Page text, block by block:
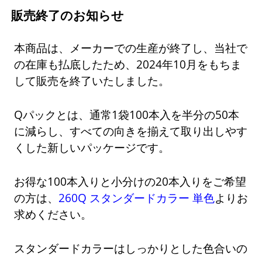
販売終了のお知らせ
本商品は、メーカーでの生産が終了し、当社で
の在庫も払底したため、2024年10月をもちま
して販売を終了いたしました。
Qパックとは、通常1袋100本入を半分の50本
に減らし、すべての向きを揃えて取り出しやす
くした新しいパッケージです。
お得な100本入りと小分けの20本入りをご希望
の方は、 260Q スタンダードカラー 単色よりお
求めください。
スタンダードカラーはしっかりとした色合いの